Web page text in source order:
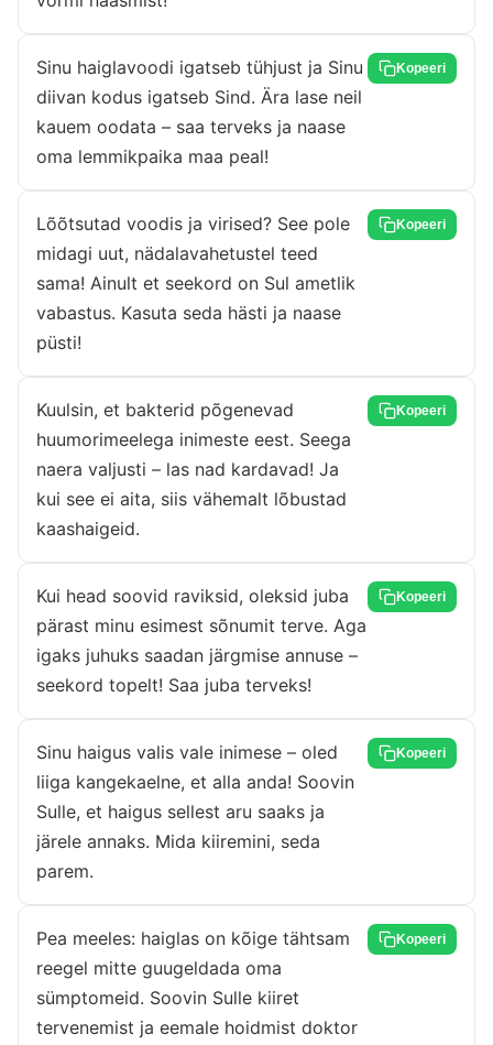
Sinu haiglavoodi igatseb tühjust ja Sinu
diivan kodus igatseb Sind. Ära lase neil
kauem oodata – saa terveks ja naase
oma lemmikpaika maa peal!
Kopeeri
Lõõtsutad voodis ja virised? See pole
midagi uut, nädalavahetustel teed
sama! Ainult et seekord on Sul ametlik
vabastus. Kasuta seda hästi ja naase
püsti!
Kopeeri
Kuulsin, et bakterid põgenevad
huumorimeelega inimeste eest. Seega
naera valjusti – las nad kardavad! Ja
kui see ei aita, siis vähemalt lõbustad
kaashaigeid.
Kopeeri
Kui head soovid raviksid, oleksid juba
pärast minu esimest sõnumit terve. Aga
igaks juhuks saadan järgmise annuse –
seekord topelt! Saa juba terveks!
Kopeeri
Sinu haigus valis vale inimese – oled
liiga kangekaelne, et alla anda! Soovin
Sulle, et haigus sellest aru saaks ja
järele annaks. Mida kiiremini, seda
parem.
Kopeeri
Pea meeles: haiglas on kõige tähtsam
reegel mitte guugeldada oma
sümptomeid. Soovin Sulle kiiret
tervenemist ja eemale hoidmist doktor
Kopeeri